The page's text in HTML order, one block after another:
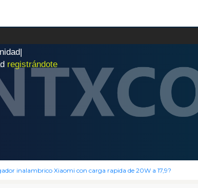
nidad|
registrándote
inalambrico Xiaomi con carga rapida de 20W a 17,9?